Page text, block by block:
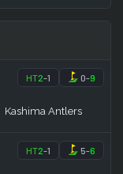
HT2-1 0-9
Kashima Antlers
HT2-1 5-6